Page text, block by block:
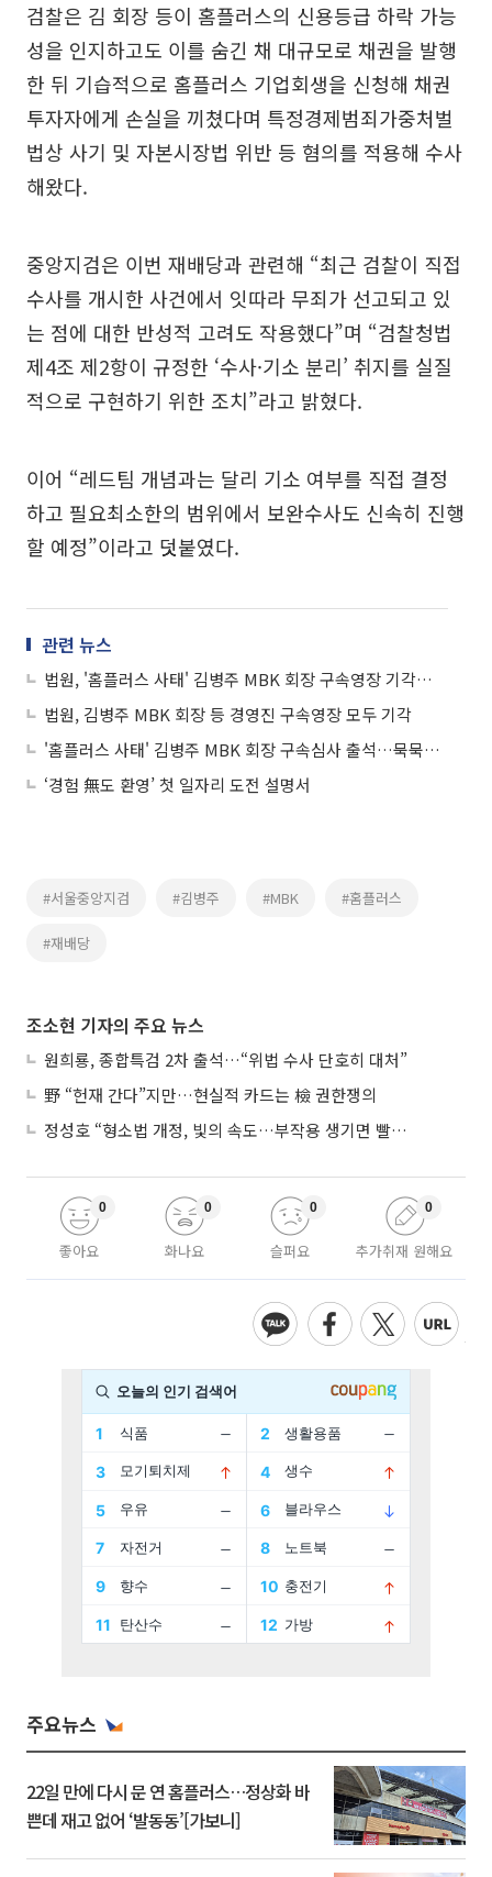
검찰은 김 회장 등이 홈플러스의 신용등급 하락 가능
성을 인지하고도 이를 숨긴 채 대규모로 채권을 발행
한 뒤 기습적으로 홈플러스 기업회생을 신청해 채권
투자자에게 손실을 끼쳤다며 특정경제범죄가중처벌
법상 사기 및 자본시장법 위반 등 혐의를 적용해 수사
해왔다.
중앙지검은 이번 재배당과 관련해 “최근 검찰이 직접
수사를 개시한 사건에서 잇따라 무죄가 선고되고 있
는 점에 대한 반성적 고려도 작용했다”며 “검찰청법
제4조 제2항이 규정한 ‘수사·기소 분리’ 취지를 실질
적으로 구현하기 위한 조치”라고 밝혔다.
이어 “레드팀 개념과는 달리 기소 여부를 직접 결정
하고 필요최소한의 범위에서 보완수사도 신속히 진행
할 예정”이라고 덧붙였다.
관련 뉴스
법원, '홈플러스 사태' 김병주 MBK 회장 구속영장 기각…"혐의 소명 부족"
법원, 김병주 MBK 회장 등 경영진 구속영장 모두 기각
'홈플러스 사태' 김병주 MBK 회장 구속심사 출석…묵묵부답
‘경험 無도 환영’ 첫 일자리 도전 설명서
#서울중앙지검 #김병주 #MBK #홈플러스
#재배당
조소현 기자의 주요 뉴스
원희룡, 종합특검 2차 출석…“위법 수사 단호히 대처”
野 “헌재 간다”지만…현실적 카드는 檢 권한쟁의
정성호 “형소법 개정, 빛의 속도…부작용 생기면 빨리 고쳐야”
좋아요
0
화나요
0
슬퍼요
0
추가취재 원해요
0
주요뉴스
22일 만에 다시 문 연 홈플러스…정상화 바
쁜데 재고 없어 ‘발동동’[가보니]